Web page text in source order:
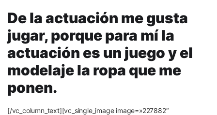
De la actuación me gusta
jugar, porque para mí la
actuación es un juego y el
modelaje la ropa que me
ponen.
[/vc_column_text][vc_single_image image=»227882″